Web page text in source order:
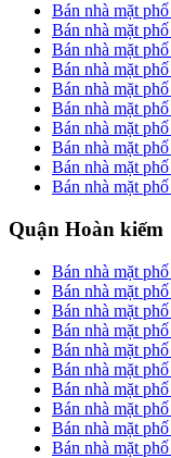
Bán nhà mặt
Bán nhà mặt
Bán nhà mặt
Bán nhà mặt
Bán nhà mặt
Bán nhà mặt
Bán nhà mặt
Bán nhà mặt
Bán nhà mặt
Bán nhà mặt
Quận Hoàn kiếm
Bán nhà mặt
Bán nhà mặt
Bán nhà mặt
Bán nhà mặt
Bán nhà mặt
Bán nhà mặt
Bán nhà mặt
Bán nhà mặt
Bán nhà mặt
Bán nhà mặt